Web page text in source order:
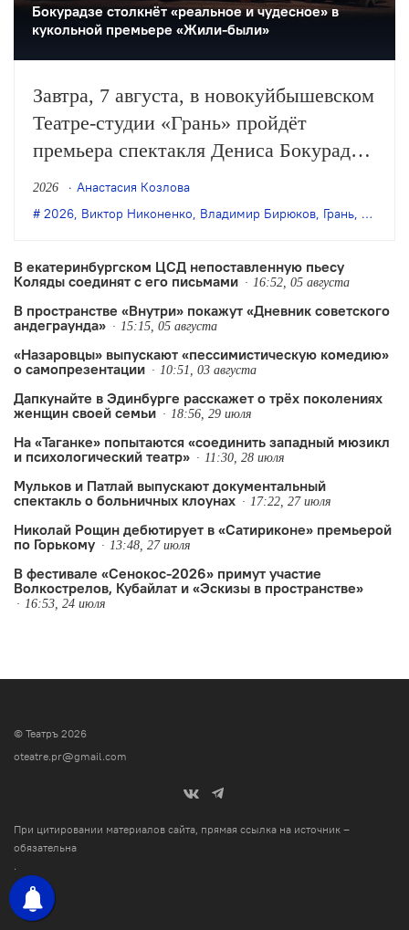
Бокурадзе столкнëт «реальное и чудесное» в
кукольной премьере «Жили-были»
Завтра, 7 августа, в новокуйбышевском
Театре-студии «Грань» пройдёт
премьера спектакля Дениса Бокурадзе
«Жили-были» по пьесе Владимира
Бирюкова.
2026
Анастасия Козлова
2026, Виктор Никоненко, Владимир Бирюков, Грань, Денис
В екатеринбургском ЦСД непоставленную пьесу
Коляды соединят с его письмами
16:52, 05 августа
В пространстве «Внутри» покажут «Дневник советского
андеграунда»
15:15, 05 августа
«Назаровцы» выпускают «пессимистическую комедию»
о самопрезентации
10:51, 03 августа
Дапкунайте в Эдинбурге расскажет о трёх поколениях
женщин своей семьи
18:56, 29 июля
На «Таганке» попытаются «соединить западный мюзикл
и психологический театр»
11:30, 28 июля
Мульков и Патлай выпускают документальный
спектакль о больничных клоунах
17:22, 27 июля
Николай Рощин дебютирует в «Сатириконе» премьерой
по Горькому
13:48, 27 июля
В фестивале «Сенокос-2026» примут участие
Волкострелов, Кубайлат и «Эскизы в пространстве»
16:53, 24 июля
© Театръ 2026
oteatre.pr@gmail.com
При цитировании материалов сайта, прямая ссылка на источник –
обязательна
.